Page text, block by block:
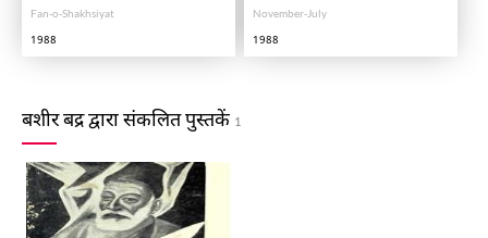
Fan-o-Shakhsiyat
1988
November-July
1988
बशीर बद्र द्वारा संकलित पुस्तकें 1